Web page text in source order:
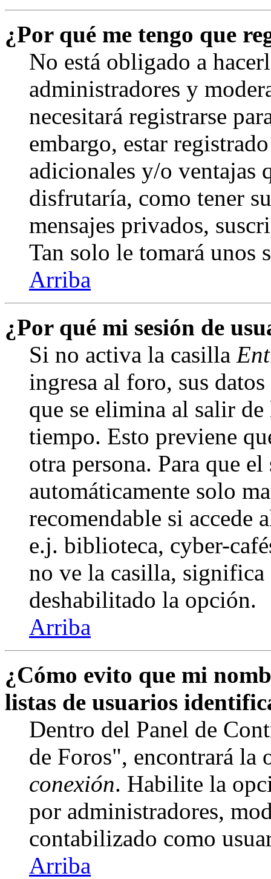
¿Por qué me tengo que
No está obligado a
administradores y
necesitará registrarse
embargo, estar
adicionales y/o ventajas
disfrutaría, como tener
mensajes privados,
Tan solo le tomará unos
Arriba
¿Por qué mi sesión de
Si no activa la casilla
ingresa al foro, sus
que se elimina al salir
tiempo. Esto previene
otra persona. Para que
automáticamente solo
recomendable si accede
e.j. biblioteca, cyber-
no ve la casilla,
deshabilitado la opción.
Arriba
¿Cómo evito que mi
listas de usuarios
Dentro del Panel de
de Foros", encontrará la
conexión. Habilite la
por administradores,
contabilizado como
Arriba